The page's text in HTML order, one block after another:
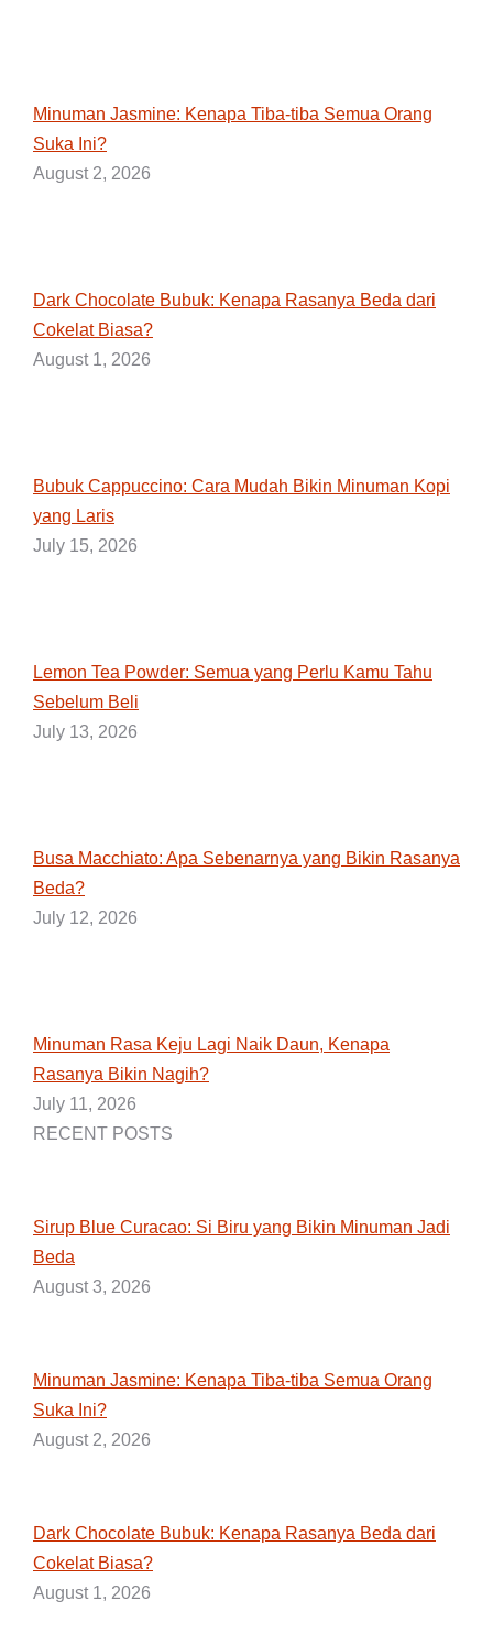
Minuman Jasmine: Kenapa Tiba-tiba Semua Orang
Suka Ini?
August 2, 2026
Dark Chocolate Bubuk: Kenapa Rasanya Beda dari
Cokelat Biasa?
August 1, 2026
Bubuk Cappuccino: Cara Mudah Bikin Minuman Kopi
yang Laris
July 15, 2026
Lemon Tea Powder: Semua yang Perlu Kamu Tahu
Sebelum Beli
July 13, 2026
Busa Macchiato: Apa Sebenarnya yang Bikin Rasanya
Beda?
July 12, 2026
Minuman Rasa Keju Lagi Naik Daun, Kenapa
Rasanya Bikin Nagih?
July 11, 2026
RECENT POSTS
Sirup Blue Curacao: Si Biru yang Bikin Minuman Jadi
Beda
August 3, 2026
Minuman Jasmine: Kenapa Tiba-tiba Semua Orang
Suka Ini?
August 2, 2026
Dark Chocolate Bubuk: Kenapa Rasanya Beda dari
Cokelat Biasa?
August 1, 2026